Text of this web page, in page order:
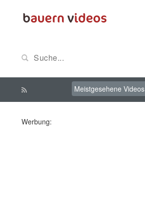
Meistgesehene Videos
Werbung: